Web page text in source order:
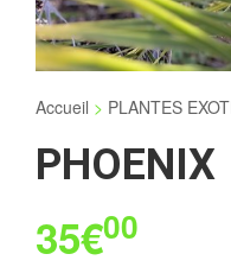
Accueil > PLANTES
PHOENIX
35€00